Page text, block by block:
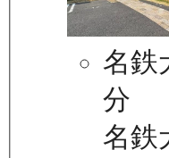
名鉄
分
名鉄